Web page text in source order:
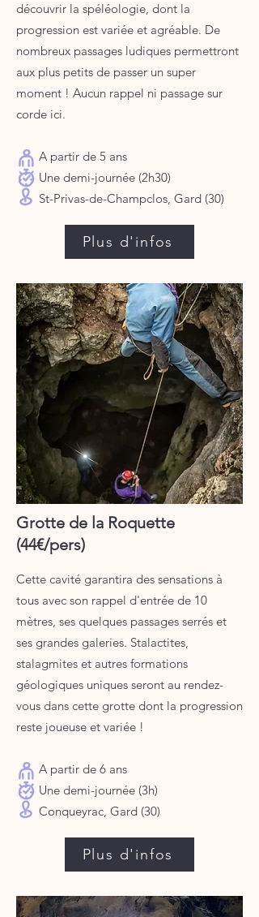
découvrir la spéléologie, dont la
progression est variée et agréable. De
nombreux passages ludiques permettront
aux plus petits de passer un super
moment ! Aucun rappel ni passage sur
corde ici.
A partir de 5 ans
Une demi-journée (2h30)
St-Privas-de-Champclos, Gard (30)​
Plus d'infos
Grotte de la Roquette
(44€/pers)
Cette cavité garantira des sensations à
tous avec son rappel d'entrée de 10
mètres, ses quelques passages serrés et
ses grandes galeries. Stalactites,
stalagmites et autres formations
géologiques uniques seront au rendez-
vous dans cette grotte dont la progression
reste joueuse et variée !
A partir de 6 ans​
Une demi-journée (3h)
Conqueyrac, Gard (30)
Plus d'infos